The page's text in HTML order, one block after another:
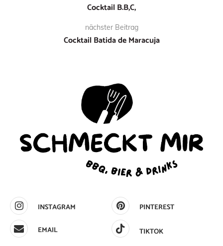
Cocktail B.B,C,
nächster Beitrag
Cocktail Batida de Maracuja
INSTAGRAM
PINTEREST
EMAIL
TIKTOK